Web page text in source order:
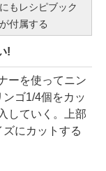
にもレシピブック
が付属する
!
ーを使ってニン
ゴ1/4個をカッ
していく。上部
にカットする